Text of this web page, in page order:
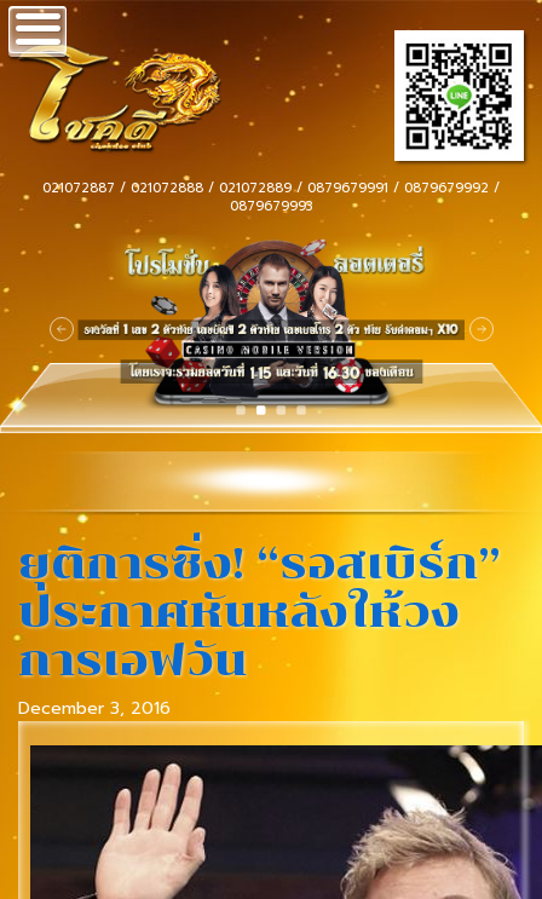
021072887 / 021072888 / 021072889 / 0879679991 / 0879679992 /
0879679993
ยุติการซิ่ง! “รอสเบิร์ก”
ประกาศหันหลังให้วง
การเอฟวัน
December 3, 2016